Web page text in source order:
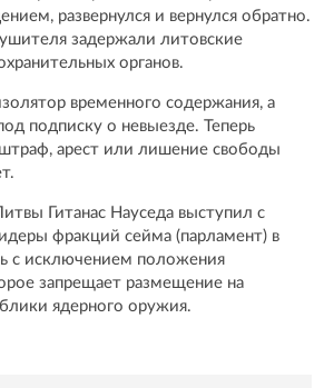
развернулся и вернулся обратно.
задержали литовские
органов.
временного содержания, а
подписку о невыезде. Теперь
арест или лишение свободы
Гитанас Науседа выступил с
фракций сейма (парламент) в
с исключением положения
запрещает размещение на
ядерного оружия.